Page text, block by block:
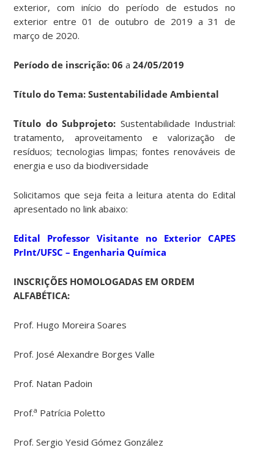
exterior, com início do período de estudos no
exterior entre 01 de outubro de 2019 a 31 de
março de 2020.
Período de inscrição: 06a 24/05/2019
Título do Tema: Sustentabilidade Ambiental
Título do Subprojeto: Sustentabilidade Industrial:
tratamento, aproveitamento e valorização de
resíduos; tecnologias limpas; fontes renováveis de
energia e uso da biodiversidade
Solicitamos que seja feita a leitura atenta do Edital
apresentado no link abaixo:
Edital Professor Visitante no Exterior CAPES
PrInt/UFSC – Engenharia Química
INSCRIÇÕES HOMOLOGADAS EM ORDEM
ALFABÉTICA:
Prof. Hugo Moreira Soares
Prof. José Alexandre Borges Valle
Prof. Natan Padoin
Prof.a Patrícia Poletto
Prof. Sergio Yesid Gómez González